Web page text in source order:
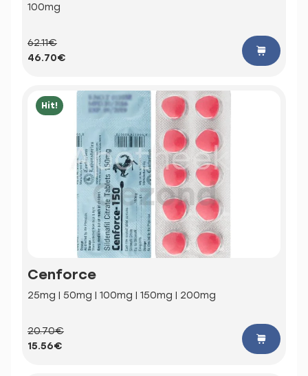
100mg
62.11€
46.70€
Hit!
Cenforce
25mg | 50mg | 100mg | 150mg | 200mg
20.70€
15.56€